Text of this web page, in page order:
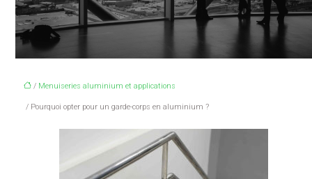
/ Menuiseries aluminium et applications
/ Pourquoi opter pour un garde-corps en aluminium ?